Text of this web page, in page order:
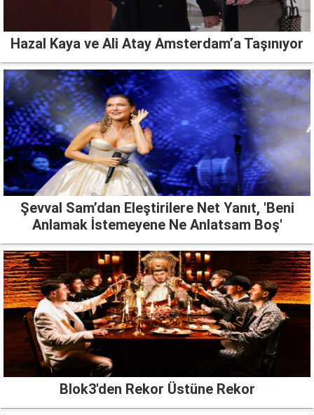
Hazal Kaya ve Ali Atay Amsterdam’a Taşınıyor
Şevval Sam’dan Eleştirilere Net Yanıt, 'Beni
Anlamak İstemeyene Ne Anlatsam Boş'
Blok3'den Rekor Üstüne Rekor